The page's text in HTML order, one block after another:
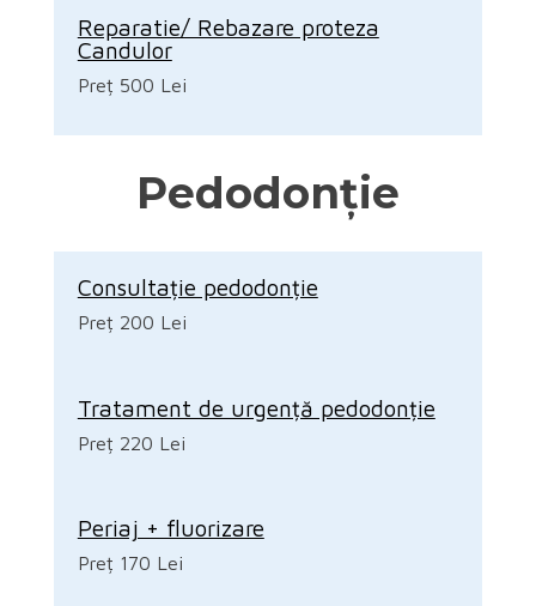
Reparatie/ Rebazare proteza
Candulor
Preț 500 Lei
Pedodonție
Consultație pedodonție
Preț 200 Lei
Tratament de urgență pedodonție
Preț 220 Lei
Periaj + fluorizare
Preț 170 Lei